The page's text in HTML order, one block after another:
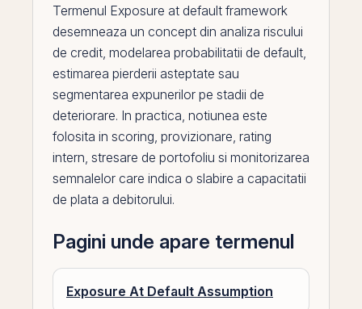
Termenul Exposure at default framework
desemneaza un concept din analiza riscului
de credit, modelarea probabilitatii de default,
estimarea pierderii asteptate sau
segmentarea expunerilor pe stadii de
deteriorare. In practica, notiunea este
folosita in scoring, provizionare, rating
intern, stresare de portofoliu si monitorizarea
semnalelor care indica o slabire a capacitatii
de plata a debitorului.
Pagini unde apare termenul
Exposure At Default Assumption